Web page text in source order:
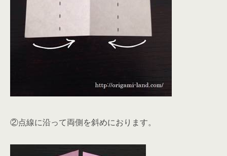
②点線に沿って両側を斜めにおります。